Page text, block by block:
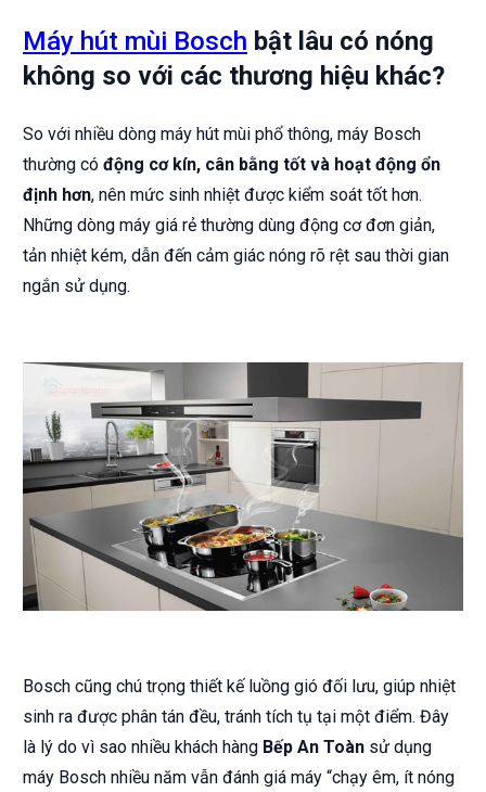
Máy hút mùi Bosch bật lâu có nóng
không so với các thương hiệu khác?
So với nhiều dòng máy hút mùi phổ thông, máy Bosch
thường có động cơ kín, cân bằng tốt và hoạt động ổn
định hơn, nên mức sinh nhiệt được kiểm soát tốt hơn.
Những dòng máy giá rẻ thường dùng động cơ đơn giản,
tản nhiệt kém, dẫn đến cảm giác nóng rõ rệt sau thời gian
ngắn sử dụng.
Bosch cũng chú trọng thiết kế luồng gió đối lưu, giúp nhiệt
sinh ra được phân tán đều, tránh tích tụ tại một điểm. Đây
là lý do vì sao nhiều khách hàng Bếp An Toàn sử dụng
máy Bosch nhiều năm vẫn đánh giá máy “chạy êm, ít nóng